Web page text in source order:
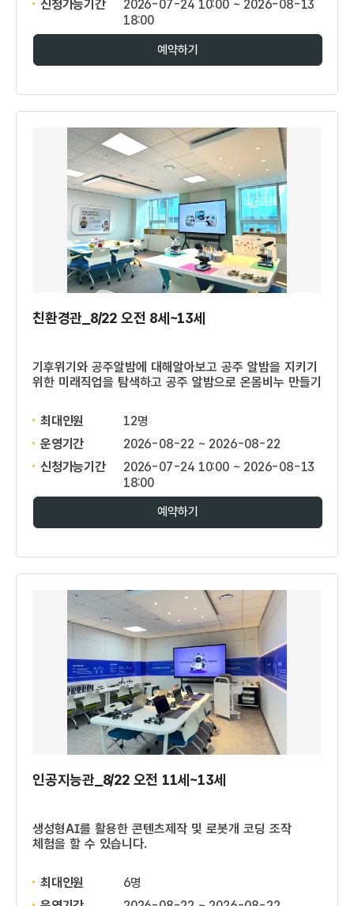
신청가능기간
2026-07-24 10:00 ~ 2026-08-13
18:00
예약하기
친환경관_8/22 오전 8세~13세
기후위기와 공주알밤에 대해알아보고 공주 알밤을 지키기
위한 미래직업을 탐색하고 공주 알밤으로 온몸비누 만들기
최대인원
12명
운영기간
2026-08-22 ~ 2026-08-22
신청가능기간
2026-07-24 10:00 ~ 2026-08-13
18:00
예약하기
인공지능관_8/22 오전 11세~13세
생성형AI를 활용한 콘텐츠제작 및 로봇개 코딩 조작
체험을 할 수 있습니다.
최대인원
6명